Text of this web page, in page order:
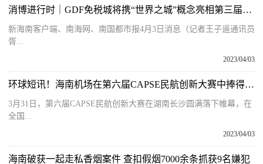
消博进行时｜GDF免税城将携“世界之城”概念亮相第三届消博会
新海南客户端、南海网、南国都市报4月3日消息（记者王子遥通讯员
胥...
2023/04/03
环球短讯！海南机场在第六届CAPSE民航创新大赛中捧得多项创新提名奖
3月31日，第六届CAPSE民航创新大赛在湖南长沙圆满落下帷幕，在
全国...
2023/04/03
海南破获一起走私香烟案件 查扣假烟7000余条抓获9名嫌犯